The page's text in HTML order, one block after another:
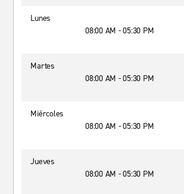
Lunes
08:00 AM - 05:30 PM
Martes
08:00 AM - 05:30 PM
Miércoles
08:00 AM - 05:30 PM
Jueves
08:00 AM - 05:30 PM